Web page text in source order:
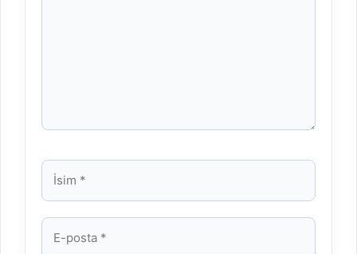
İsim
E-
posta